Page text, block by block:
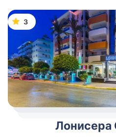
3
Лонисера